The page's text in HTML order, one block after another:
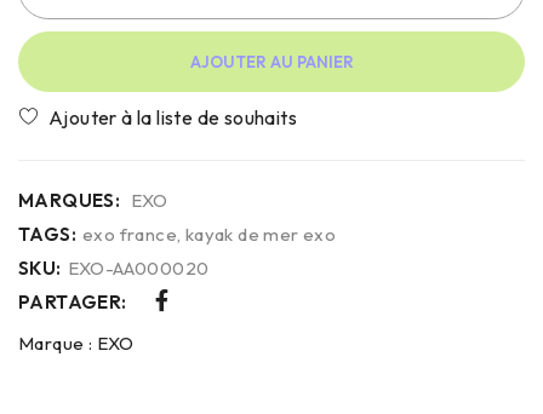
AJOUTER AU PANIER
MARQUES: EXO
TAGS: exo france, kayak de mer exo
SKU: EXO-AA000020
PARTAGER:
Marque : EXO